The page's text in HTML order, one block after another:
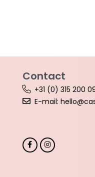
Contact
+31 (0) 315 200
E-mail: